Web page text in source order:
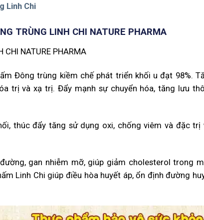
Linh Chi
TRÙNG LINH CHI NATURE PHARMA
Đông trùng kiềm chế phát triển khối u đạt 98%.
trị và xạ trị. Đẩy mạnh sự chuyển hóa, tăng lưu
thúc đẩy tăng sử dụng oxi, chống viêm và đặc trị
gan nhiễm mỡ, giúp giảm cholesterol trong
Linh Chi giúp điều hòa huyết áp, ổn định đường